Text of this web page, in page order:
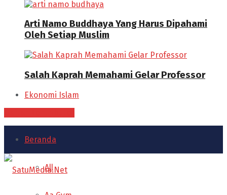
Arti Namo Buddhaya Yang Harus Dipahami
Oleh Setiap Muslim
Salah Kaprah Memahami Gelar Professor
Ekonomi Islam
Beranda
All